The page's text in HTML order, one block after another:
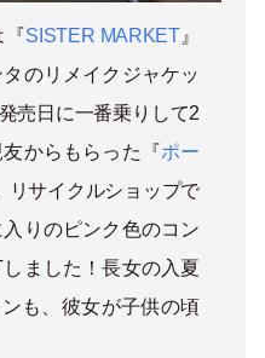
『SISTER MARKET』
のリメイクジャケッ
売日に一番乗りして2
からもらった『ポー
リサイクルショップで
りのピンク色のコン
ました！長女の入夏
も、彼女が子供の頃